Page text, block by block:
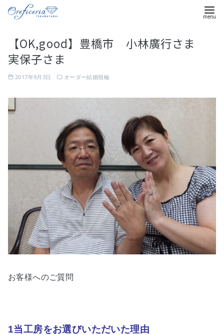
【OK,good】豊橋市 小林廣行さま
実保子さま
2017年9月3日 オーダー結婚指輪
お客様へのご質問
1当工房をお選びいただいた理由